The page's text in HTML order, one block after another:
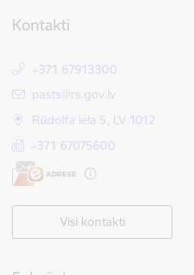
Kontakti
+371 67913300
E-pasts:
pasts@rs.gov.lv
Rūdolfa iela 5, LV 1012
+371 67075600
Visi kontakti